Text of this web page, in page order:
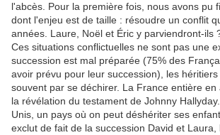
l'abcès. Pour la première fois, nous avons pu
dont l'enjeu est de taille : résoudre un conflit
années. Laure, Noël et Éric y parviendront-ils
Ces situations conflictuelles ne sont pas une
succession est mal préparée (75% des
avoir prévu pour leur succession), les
souvent par se déchirer. La France entière en
la révélation du testament de Johnny
Unis, un pays où on peut déshériter ses
exclut de fait de la succession David et